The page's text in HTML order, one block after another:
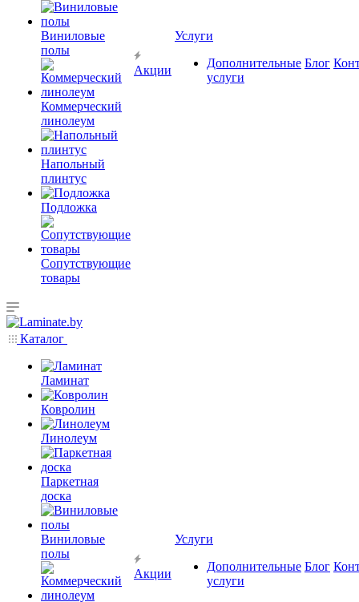
Виниловые
полы
Коммерческий
линолеум
Напольный
плинтус
Подложка
Сопутствующие
товары
Акции
Услуги
Дополнительные
услуги
Блог
Каталог
Ламинат
Ковролин
Линолеум
Паркетная
доска
Виниловые
полы
Акции
Услуги
Дополнительные
услуги
Блог